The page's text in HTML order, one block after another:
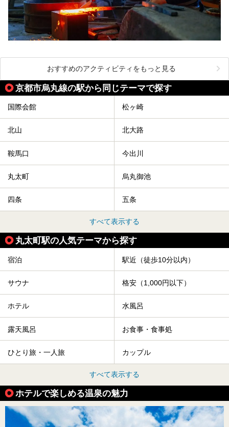
おすすめのアクティビティをもっと見る
京都市烏丸線の駅から同じテーマで探す
国際会館 松ヶ崎
北山 北大路
鞍馬口 今出川
丸太町 烏丸御池
四条 五条
すべて表示する
丸太町駅の人気テーマから探す
宿泊 駅近（徒歩10分以内）
サウナ 格安（1,000円以下）
ホテル 水風呂
露天風呂 お食事・食事処
ひとり旅・一人旅 カップル
すべて表示する
ホテルで楽しめる温泉の魅力